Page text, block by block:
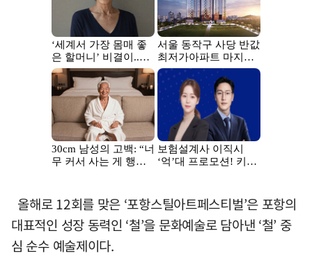
올해로 12회를 맞은 ‘포항스틸아트페스티벌’은 포항의
대표적인 성장 동력인 ‘철’을 문화예술로 담아낸 ‘철’ 중
심 순수 예술제이다.